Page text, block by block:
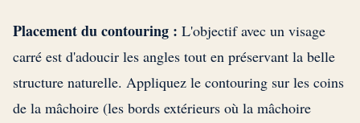
Placement du contouring : L'objectif avec un visage
carré est d'adoucir les angles tout en préservant la belle
structure naturelle. Appliquez le contouring sur les coins
de la mâchoire (les bords extérieurs où la mâchoire